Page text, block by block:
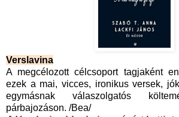
Verslavina
A megcélozott célcsoport tagjaként
ezek a mai, vicces, ironikus versek,
egymásnak válaszolgatós
párbajozáson. /Bea/